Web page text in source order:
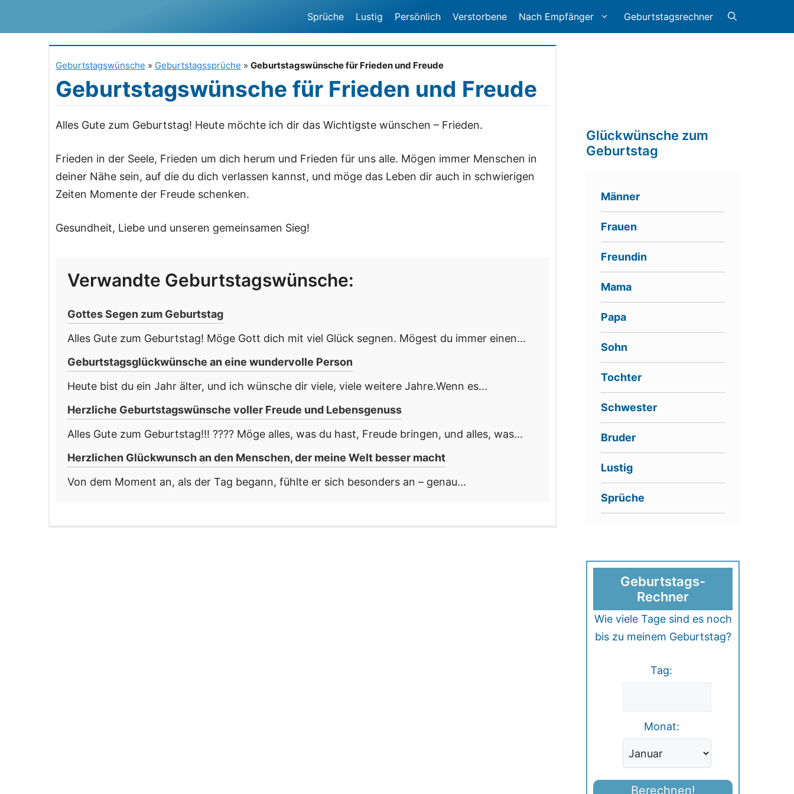
Sprüche Lustig Persönlich Verstorbene Nach Empfänger Geburtstagsrechner
Geburtstagswünsche » Geburtstagssprüche » Geburtstagswünsche für Frieden und Freude
Geburtstagswünsche für Frieden und Freude
Alles Gute zum Geburtstag! Heute möchte ich dir das Wichtigste wünschen – Frieden.
Frieden in der Seele, Frieden um dich herum und Frieden für uns alle. Mögen immer Menschen in
deiner Nähe sein, auf die du dich verlassen kannst, und möge das Leben dir auch in schwierigen
Zeiten Momente der Freude schenken.
Gesundheit, Liebe und unseren gemeinsamen Sieg!
Verwandte Geburtstagswünsche:
Gottes Segen zum Geburtstag
Alles Gute zum Geburtstag! Möge Gott dich mit viel Glück segnen. Mögest du immer einen...
Geburtstagsglückwünsche an eine wundervolle Person
Heute bist du ein Jahr älter, und ich wünsche dir viele, viele weitere Jahre.Wenn es...
Herzliche Geburtstagswünsche voller Freude und Lebensgenuss
Alles Gute zum Geburtstag!!! ???? Möge alles, was du hast, Freude bringen, und alles, was...
Herzlichen Glückwunsch an den Menschen, der meine Welt besser macht
Von dem Moment an, als der Tag begann, fühlte er sich besonders an – genau...
Glückwünsche zum
Geburtstag
Männer
Frauen
Freundin
Mama
Papa
Sohn
Tochter
Schwester
Bruder
Lustig
Sprüche
Geburtstags-
Rechner
Wie viele Tage sind es noch
bis zu meinem Geburtstag?
Tag:
Monat:
Berechnen!